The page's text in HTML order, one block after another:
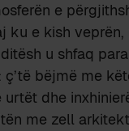
e
ku e kish
u shfaq
ç’të bëjmë me
urtët dhe
me zell